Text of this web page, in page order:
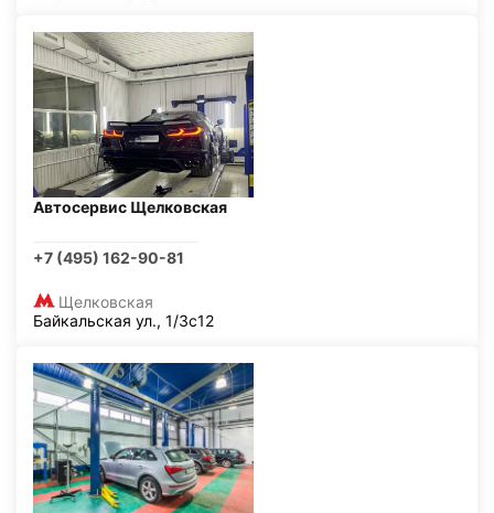
Автосервис Щелковская
+7 (495) 162-90-81
Щелковская
Байкальская ул., 1/3с12